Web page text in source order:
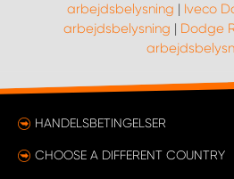
arbejdsbelysning | Iveco
arbejdsbelysning | Dodge
HANDELSBETINGELSER
CHOOSE A DIFFERENT COUNTRY